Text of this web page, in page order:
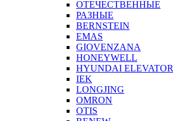
ОТЕЧЕСТВЕННЫЕ
РАЗНЫЕ
BERNSTEIN
EMAS
GIOVENZANA
HONEYWELL
HYUNDAI ELEVATOR
IEK
LONGJING
OMRON
OTIS